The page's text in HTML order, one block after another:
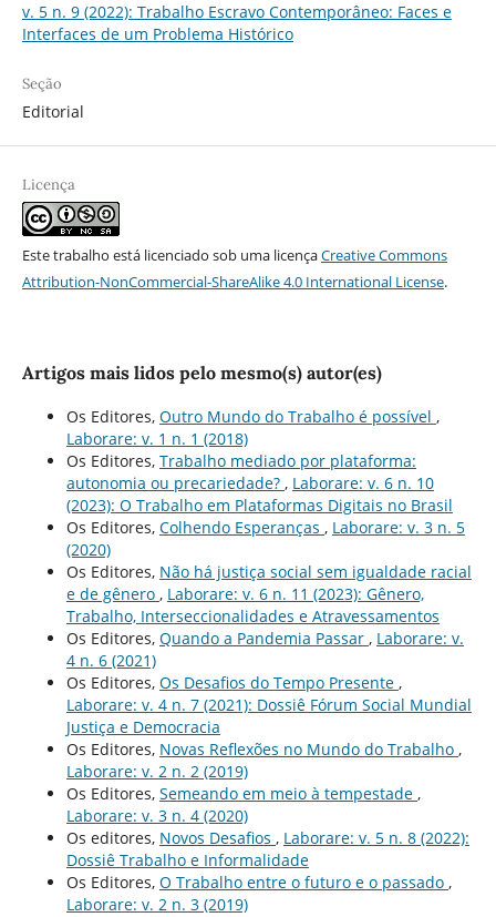
v. 5 n. 9 (2022): Trabalho Escravo Contemporâneo: Faces e
Interfaces de um Problema Histórico
Seção
Editorial
Licença
Este trabalho está licenciado sob uma licençaCreative Commons
Attribution-NonCommercial-ShareAlike 4.0 International License.
Artigos mais lidos pelo mesmo(s) autor(es)
Os Editores, Outro Mundo do Trabalho é possí­vel ,
Laborare: v. 1 n. 1 (2018)
Os Editores, Trabalho mediado por plataforma:
autonomia ou precariedade? , Laborare: v. 6 n. 10
(2023): O Trabalho em Plataformas Digitais no Brasil
Os Editores, Colhendo Esperanças , Laborare: v. 3 n. 5
(2020)
Os Editores, Não há justiça social sem igualdade racial
e de gênero , Laborare: v. 6 n. 11 (2023): Gênero,
Trabalho, Interseccionalidades e Atravessamentos
Os Editores, Quando a Pandemia Passar , Laborare: v.
4 n. 6 (2021)
Os Editores, Os Desafios do Tempo Presente ,
Laborare: v. 4 n. 7 (2021): Dossiê Fórum Social Mundial
Justiça e Democracia
Os Editores, Novas Reflexões no Mundo do Trabalho ,
Laborare: v. 2 n. 2 (2019)
Os Editores, Semeando em meio à tempestade ,
Laborare: v. 3 n. 4 (2020)
Os editores, Novos Desafios , Laborare: v. 5 n. 8 (2022):
Dossiê Trabalho e Informalidade
Os Editores, O Trabalho entre o futuro e o passado ,
Laborare: v. 2 n. 3 (2019)